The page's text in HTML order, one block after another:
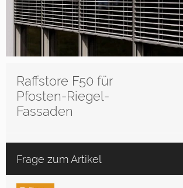
Raffstore F50 für
Pfosten-Riegel-
Fassaden
Frage zum Artikel